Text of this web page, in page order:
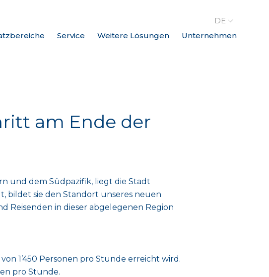
Service Weitere Lösungen Unternehmen
DE
am Ende der
und dem Südpazifik, liegt die Stadt
bildet sie den Standort unseres neuen
Reisenden in dieser abgelegenen Region
1’450 Personen pro Stunde erreicht wird.
pro Stunde.